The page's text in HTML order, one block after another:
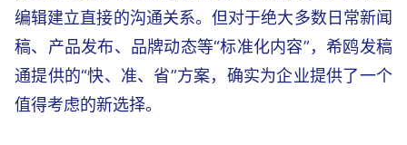
编辑建立直接的沟通关系。但对于绝大多数日常新闻
稿、产品发布、品牌动态等“标准化内容”，希鸥发稿
通提供的“快、准、省”方案，确实为企业提供了一个
值得考虑的新选择。